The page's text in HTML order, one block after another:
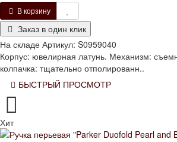
В корзину
Заказ в один клик
На складе Артикул: S0959040
Корпус: ювелирная латунь. Механизм:
колпачка: тщательно отполированн..
БЫСТРЫЙ ПРОСМОТР
Хит